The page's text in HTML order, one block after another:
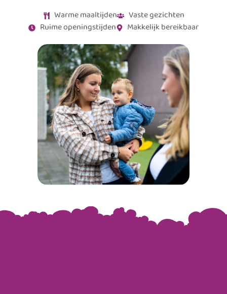
Warme maaltijden
Vaste gezichten
Ruime openingstijden
Makkelijk bereikbaar